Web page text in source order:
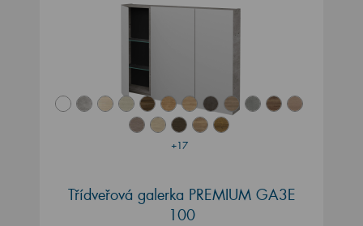
+17
Třídveřová galerka PREMIUM GA3E
100